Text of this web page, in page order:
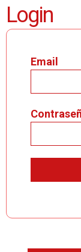
Login
Email